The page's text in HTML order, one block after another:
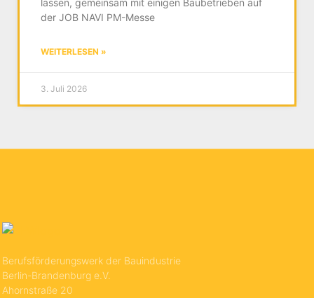
der JOB NAVI PM-Messe
WEITERLESEN »
3. Juli 2026
Berufsförderungswerk der Bauindustrie
Berlin-Brandenburg e.V.
Ahornstraße 20